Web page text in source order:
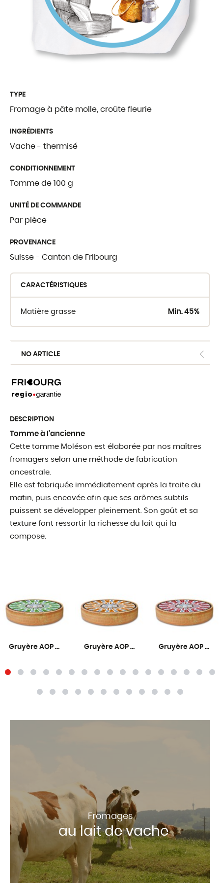
Traditions
Fromages
Produits
E-shop pour
TYPE
Fromage à pâte molle, croûte fleurie
INGRÉDIENTS
Vache - thermisé
CONDITIONNEMENT
Tomme de 100 g
UNITÉ DE COMMANDE
Par pièce
PROVENANCE
Suisse - Canton de Fribourg
CARACTÉRISTIQUES
Matière grasse Min. 45%
NO ARTICLE
DESCRIPTION
Tomme à l'ancienne
Cette tomme Moléson est élaborée par nos maîtres
fromagers selon une méthode de fabrication
ancestrale.
Elle est fabriquée immédiatement après la traite du
matin, puis encavée afin que ses arômes subtils
puissent se développer pleinement. Son goût et sa
texture font ressortir la richesse du lait qui la
compose.
Gruyère AOP Primeur 6 mois Gruyère AOP Fruité 9 mois Gruyère AOP Corsé 12 mois
Fromages
au lait de vache